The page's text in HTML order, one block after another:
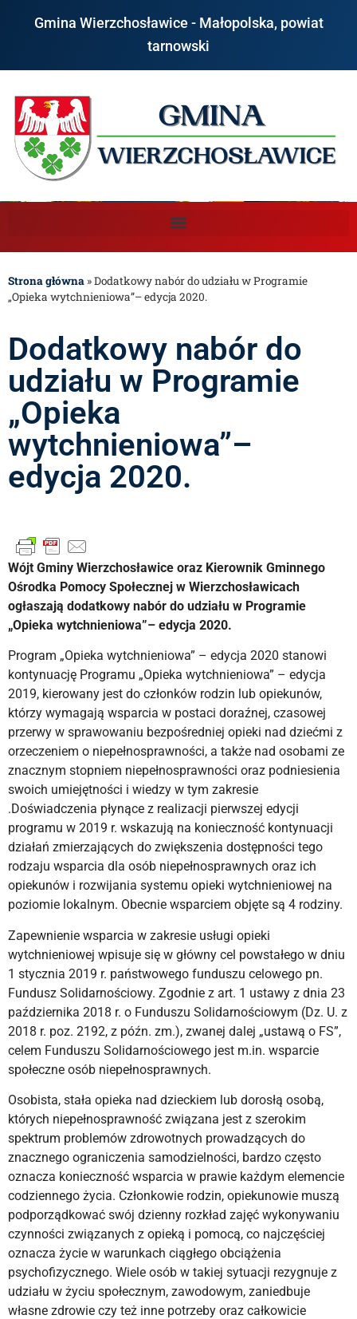
Gmina Wierzchosławice - Małopolska, powiat
tarnowski
Strona główna »Dodatkowy nabór do udziału w Programie
„Opieka wytchnieniowa”– edycja 2020.
Dodatkowy nabór do
udziału w Programie
„Opieka
wytchnieniowa”–
edycja 2020.
Wójt Gminy Wierzchosławice oraz Kierownik Gminnego
Ośrodka Pomocy Społecznej w Wierzchosławicach
ogłaszają dodatkowy nabór do udziału w Programie
„Opieka wytchnieniowa”– edycja 2020.
Program „Opieka wytchnieniowa” – edycja 2020 stanowi
kontynuację Programu „Opieka wytchnieniowa” – edycja
2019, kierowany jest do członków rodzin lub opiekunów,
którzy wymagają wsparcia w postaci doraźnej, czasowej
przerwy w sprawowaniu bezpośredniej opieki nad dziećmi z
orzeczeniem o niepełnosprawności, a także nad osobami ze
znacznym stopniem niepełnosprawności oraz podniesienia
swoich umiejętności i wiedzy w tym zakresie
.Doświadczenia płynące z realizacji pierwszej edycji
programu w 2019 r. wskazują na konieczność kontynuacji
działań zmierzających do zwiększenia dostępności tego
rodzaju wsparcia dla osób niepełnosprawnych oraz ich
opiekunów i rozwijania systemu opieki wytchnieniowej na
poziomie lokalnym. Obecnie wsparciem objęte są 4 rodziny.
Zapewnienie wsparcia w zakresie usługi opieki
wytchnieniowej wpisuje się w główny cel powstałego w dniu
1 stycznia 2019 r. państwowego funduszu celowego pn.
Fundusz Solidarnościowy. Zgodnie z art. 1 ustawy z dnia 23
października 2018 r. o Funduszu Solidarnościowym (Dz. U. z
2018 r. poz. 2192, z późn. zm.), zwanej dalej „ustawą o FS”,
celem Funduszu Solidarnościowego jest m.in. wsparcie
społeczne osób niepełnosprawnych.
Osobista, stała opieka nad dzieckiem lub dorosłą osobą,
których niepełnosprawność związana jest z szerokim
spektrum problemów zdrowotnych prowadzących do
znacznego ograniczenia samodzielności, bardzo często
oznacza konieczność wsparcia w prawie każdym elemencie
codziennego życia. Członkowie rodzin, opiekunowie muszą
podporządkować swój dzienny rozkład zajęć wykonywaniu
czynności związanych z opieką i pomocą, co najczęściej
oznacza życie w warunkach ciągłego obciążenia
psychofizycznego. Wiele osób w takiej sytuacji rezygnuje z
udziału w życiu społecznym, zawodowym, zaniedbuje
własne zdrowie czy też inne potrzeby oraz całkowicie